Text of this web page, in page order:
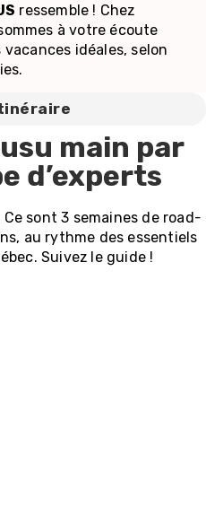
ressemble ! Chez
à votre écoute
idéales, selon
main par
d’experts
sont 3 semaines de road-
au rythme des essentiels
Suivez le guide !